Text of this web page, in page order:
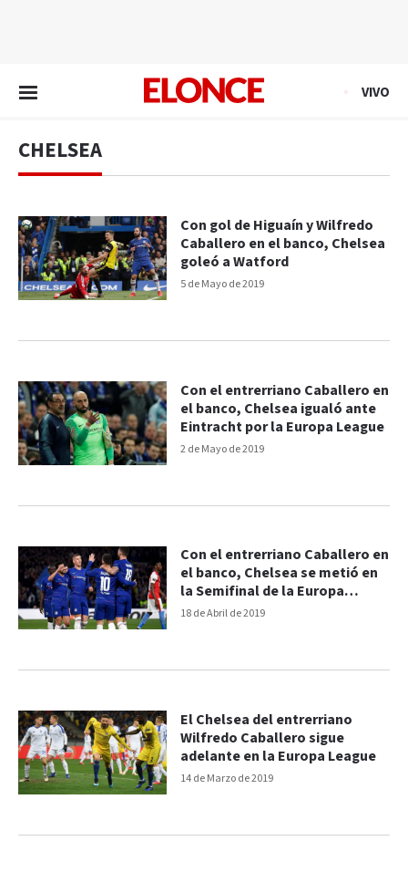
VIVO
CHELSEA
5 de Mayo de 2019
Con gol de Higuaín y Wilfredo
Caballero en el banco, Chelsea
goleó a Watford
2 de Mayo de 2019
Con el entrerriano Caballero en
el banco, Chelsea igualó ante
Eintracht por la Europa League
18 de Abril de 2019
Con el entrerriano Caballero en
el banco, Chelsea se metió en
la Semifinal de la Europa
League
14 de Marzo de 2019
El Chelsea del entrerriano
Wilfredo Caballero sigue
adelante en la Europa League